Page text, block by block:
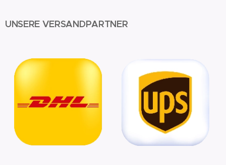
UNSERE VERSANDPARTNER